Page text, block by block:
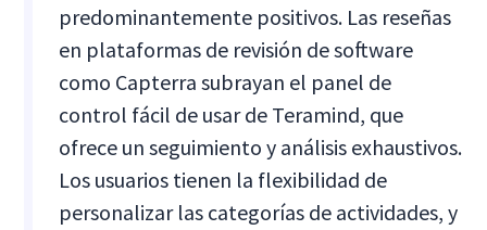
predominantemente positivos. Las reseñas
en plataformas de revisión de software
como Capterra subrayan el panel de
control fácil de usar de Teramind, que
ofrece un seguimiento y análisis exhaustivos.
Los usuarios tienen la flexibilidad de
personalizar las categorías de actividades, y